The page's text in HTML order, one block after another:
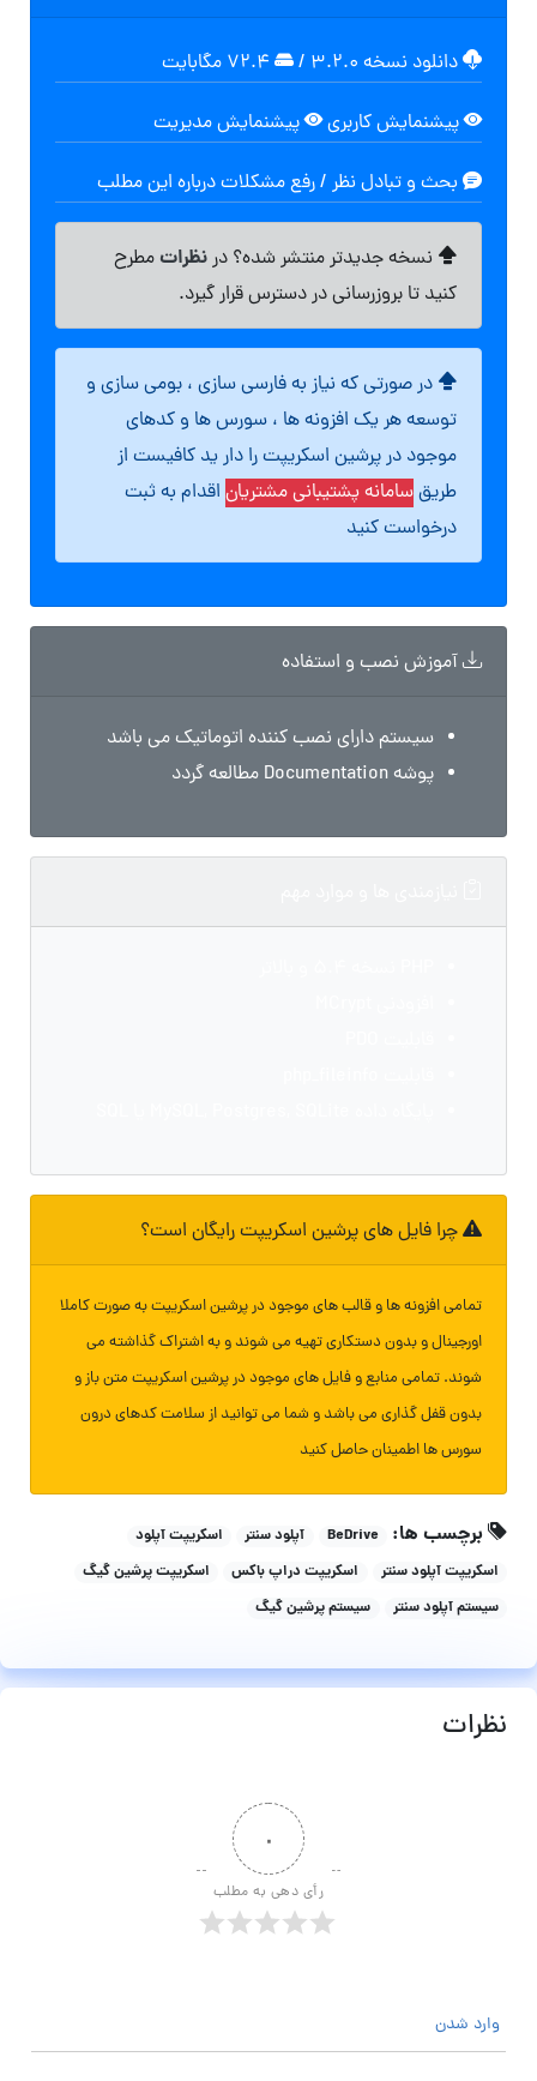
دانلود نسخه ۳.۲.۰ /
پیشنمایش کاربری پیشنمایش مدیریت
بحث و تبادل نظر / رفع مشکلات درباره این مطلب
نسخه جدیدتر منتشر شده؟ درنظراتمطرح
کنید تا بروزرسانی در دسترس قرار گیرد.
در صورتی که نیاز به فارسی سازی ، بومی سازی و
توسعه هر یک افزونه ها ، سورس ها و کدهای
موجود در پرشین اسکریپت را دار ید کافیست از
طریقسامانه پشتیبانی مشتریان اقدام به ثبت
درخواست کنید
آموزش نصب و استفاده
سیستم دارای نصب کننده اتوماتیک می باشد
پوشه Documentation مطالعه گردد
چرا فایل های پرشین اسکریپت رایگان است؟
تمامی افزونه ها و قالب های موجود در پرشین اسکریپت به صورت کاملا
اورجینال و بدون دستکاری تهیه می شوند و به اشتراک گذاشته می
شوند. تمامی منابع و فایل های موجود در پرشین اسکریپت متن باز و
بدون قفل گذاری می باشد و شما می توانید از سلامت کدهای درون
سورس ها اطمینان حاصل کنید
برچسب ها: BeDrive آپلود سنتر
اسکریپت آپلود
اسکریپت آپلود سنتر
اسکریپت دراپ باکس
اسکریپت پرشین گیگ
سیستم آپلود سنتر
سیستم پرشین گیگ
نظرات
۰
رأی دهی به مطلب
وارد شدن